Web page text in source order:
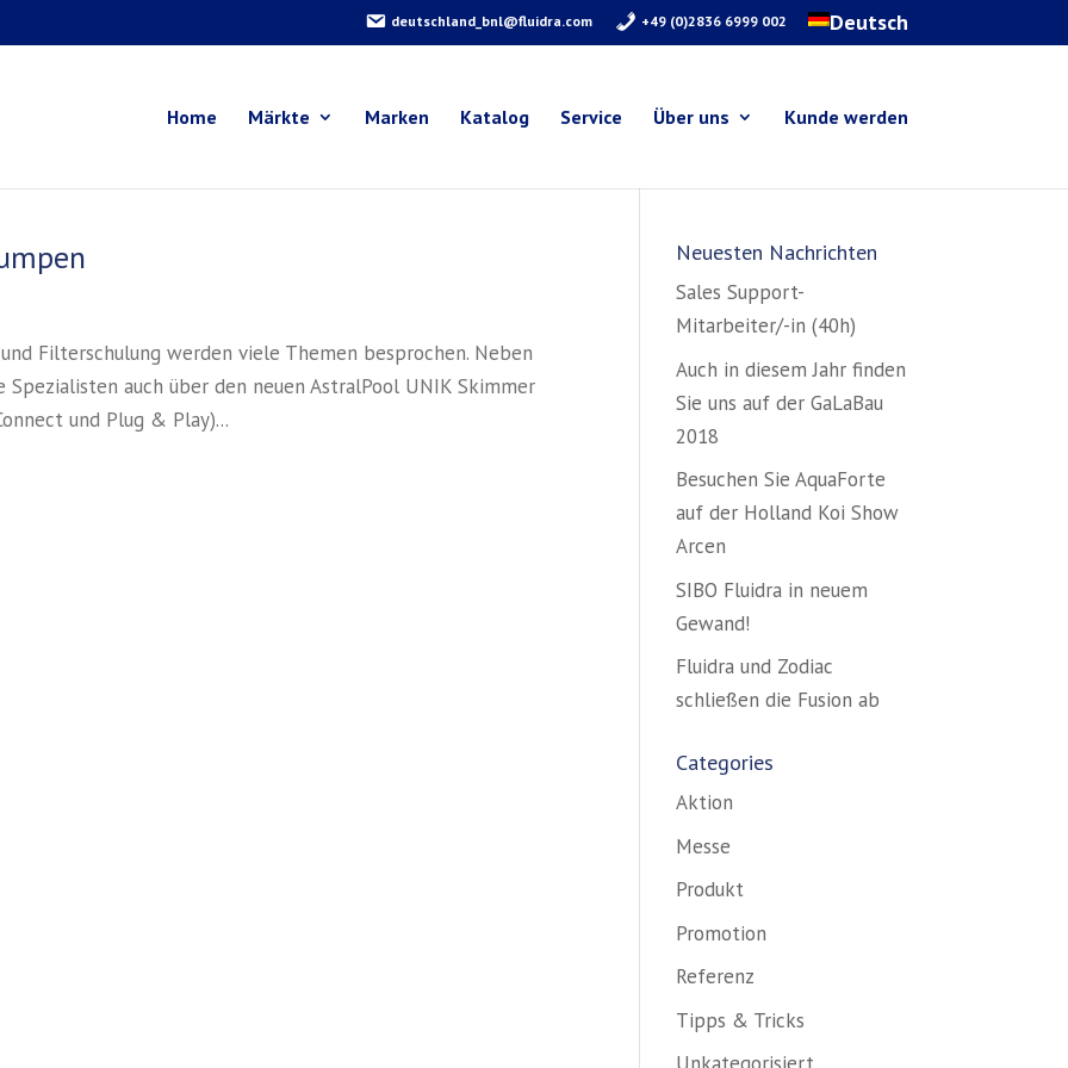
deutschland_bnl@fluidra.com +49 (0)2836 6999 002 Deutsch
Home Märkte Marken Katalog Service Über uns Kunde werden
Filterschulung werden viele Themen besprochen. Neben
auch über den neuen AstralPool UNIK Skimmer
und Plug & Play)...
Neuesten Nachrichten
Sales Support-
Mitarbeiter/-in (40h)
Auch in diesem Jahr finden
Sie uns auf der GaLaBau
2018
Besuchen Sie AquaForte
auf der Holland Koi Show
Arcen
SIBO Fluidra in neuem
Gewand!
Fluidra und Zodiac
schließen die Fusion ab
Categories
Aktion
Messe
Produkt
Promotion
Referenz
Tipps & Tricks